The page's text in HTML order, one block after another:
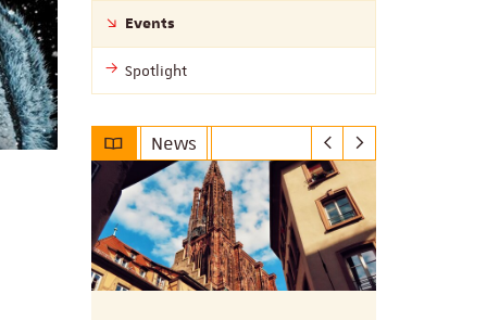
Events
Spotlight
News